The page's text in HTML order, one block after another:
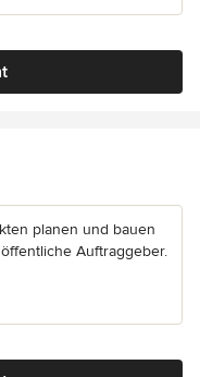
planen und bauen
Auftraggeber.